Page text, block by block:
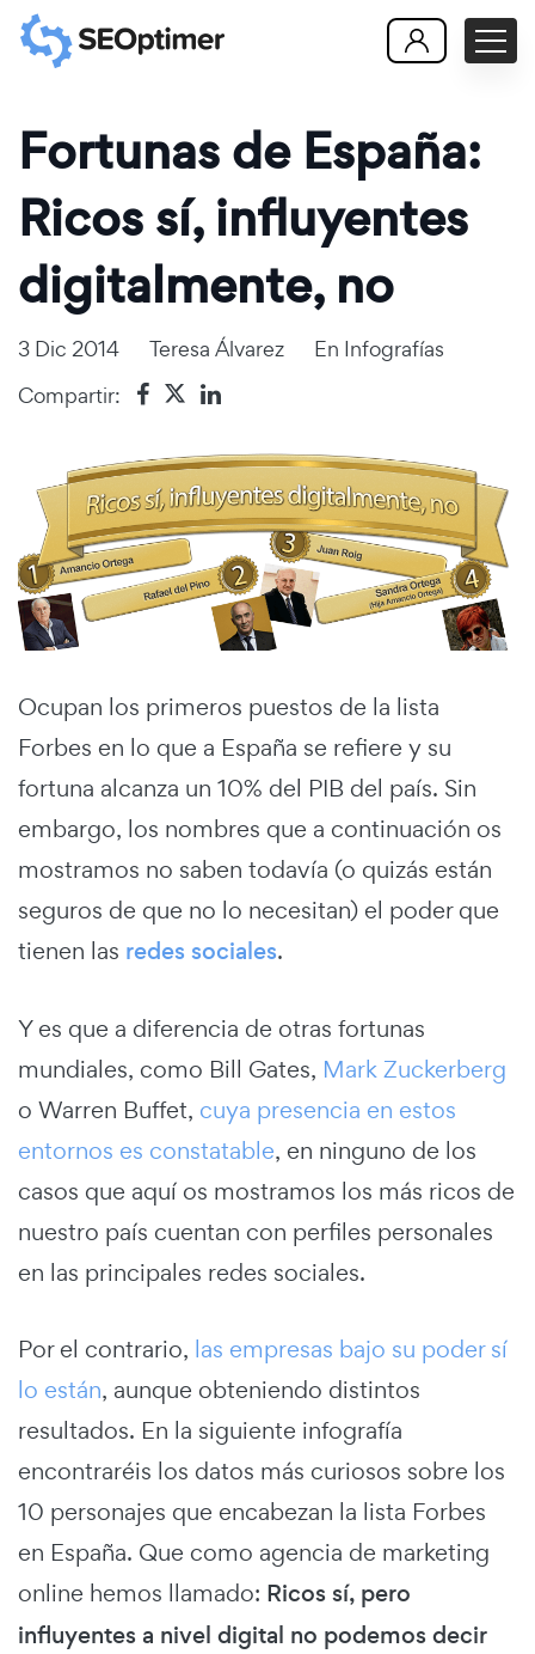
Fortunas de España:
Ricos sí, influyentes
digitalmente, no
3 Dic 2014 Teresa Álvarez En Infografías
Compartir:
Ocupan los primeros puestos de la lista
Forbes en lo que a España se refiere y su
fortuna alcanza un 10% del PIB del país. Sin
embargo, los nombres que a continuación os
mostramos no saben todavía (o quizás están
seguros de que no lo necesitan) el poder que
tienen las redes sociales.
Y es que a diferencia de otras fortunas
mundiales, como Bill Gates, Mark Zuckerberg
o Warren Buffet, cuya presencia en estos
entornos es constatable, en ninguno de los
casos que aquí os mostramos los más ricos de
nuestro país cuentan con perfiles personales
en las principales redes sociales.
Por el contrario, las empresas bajo su poder sí
lo están, aunque obteniendo distintos
resultados. En la siguiente infografía
encontraréis los datos más curiosos sobre los
10 personajes que encabezan la lista Forbes
en España. Que como agencia de marketing
online hemos llamado: Ricos sí, pero
influyentes a nivel digital no podemos decir